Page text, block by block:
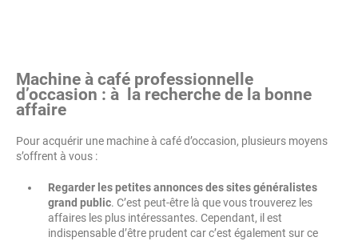
Machine à café professionnelle
d’occasion : à la recherche de la bonne
affaire
Pour acquérir une machine à café d’occasion, plusieurs moyens
s’offrent à vous :
Regarder les petites annonces des sites généralistes
grand public. C’est peut-être là que vous trouverez les
affaires les plus intéressantes. Cependant, il est
indispensable d’être prudent car c’est également sur ce